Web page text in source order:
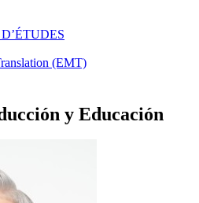
(EMT)
y Educación